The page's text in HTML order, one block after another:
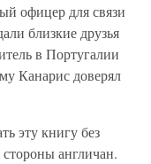
офицер для связи
близкие друзья
в Португалии
Канарис доверял
эту книгу без
англичан.